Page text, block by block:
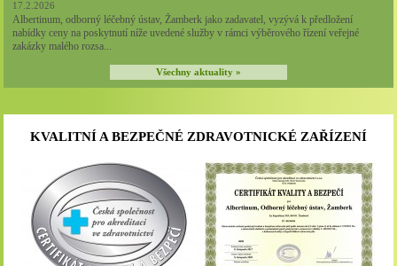
17.2.2026
Albertinum, odborný léčebný ústav, Žamberk jako zadavatel, vyzývá k předložení
nabídky ceny na poskytnutí níže uvedené služby v rámci výběrového řízení veřejné
zakázky malého rozsa...
Všechny aktuality »
KVALITNÍ A BEZPEČNÉ ZDRAVOTNICKÉ ZAŘÍZENÍ